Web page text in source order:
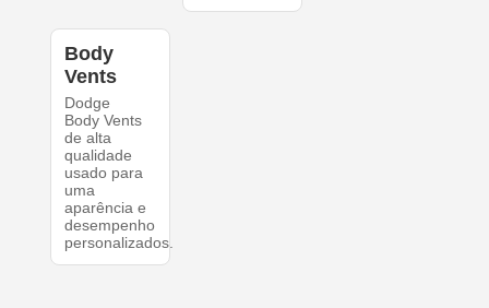
Body
Vents
Dodge
Body Vents
de alta
qualidade
usado para
uma
aparência e
desempenho
personalizados.